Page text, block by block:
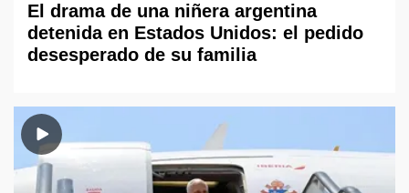
El drama de una niñera argentina
detenida en Estados Unidos: el pedido
desesperado de su familia